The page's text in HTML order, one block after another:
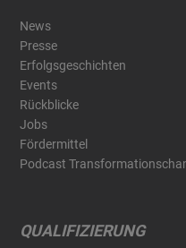
News
Presse
Erfolgsgeschichten
Events
Rückblicke
Jobs
Fördermittel
Podcast
QUALIFIZIERUNG